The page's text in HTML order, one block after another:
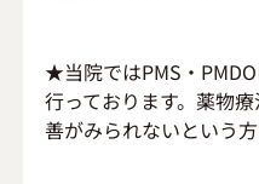
★当院ではPMS・
行っております。薬物
善がみられないという